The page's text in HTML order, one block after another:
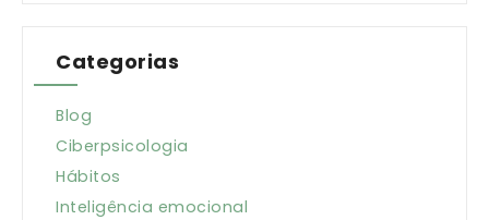
Categorias
Blog
Ciberpsicologia
Hábitos
Inteligência emocional